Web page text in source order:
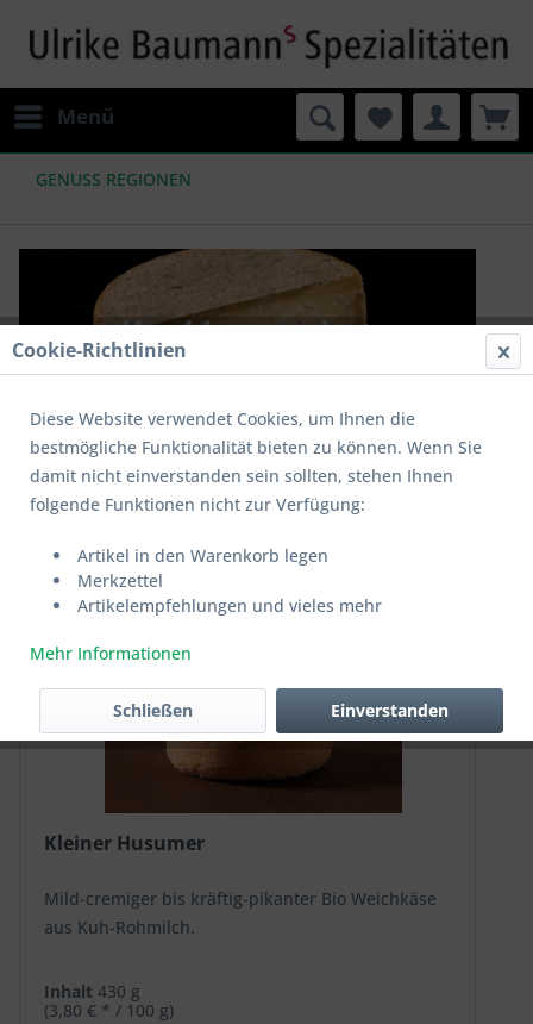
Menü
GENUSS REGIONEN
Filtern
Kleiner Husumer
Mild-cremiger bis kräftig-pikanter Bio Weichkäse
aus Kuh-Rohmilch.
Inhalt 430 g
(3,80 € * / 100 g)
Cookie-Richtlinien
Diese Website verwendet Cookies, um Ihnen die
bestmögliche Funktionalität bieten zu können. Wenn Sie
damit nicht einverstanden sein sollten, stehen Ihnen
folgende Funktionen nicht zur Verfügung:
Artikel in den Warenkorb legen
Merkzettel
Artikelempfehlungen und vieles mehr
Mehr Informationen
Einverstanden
Schließen